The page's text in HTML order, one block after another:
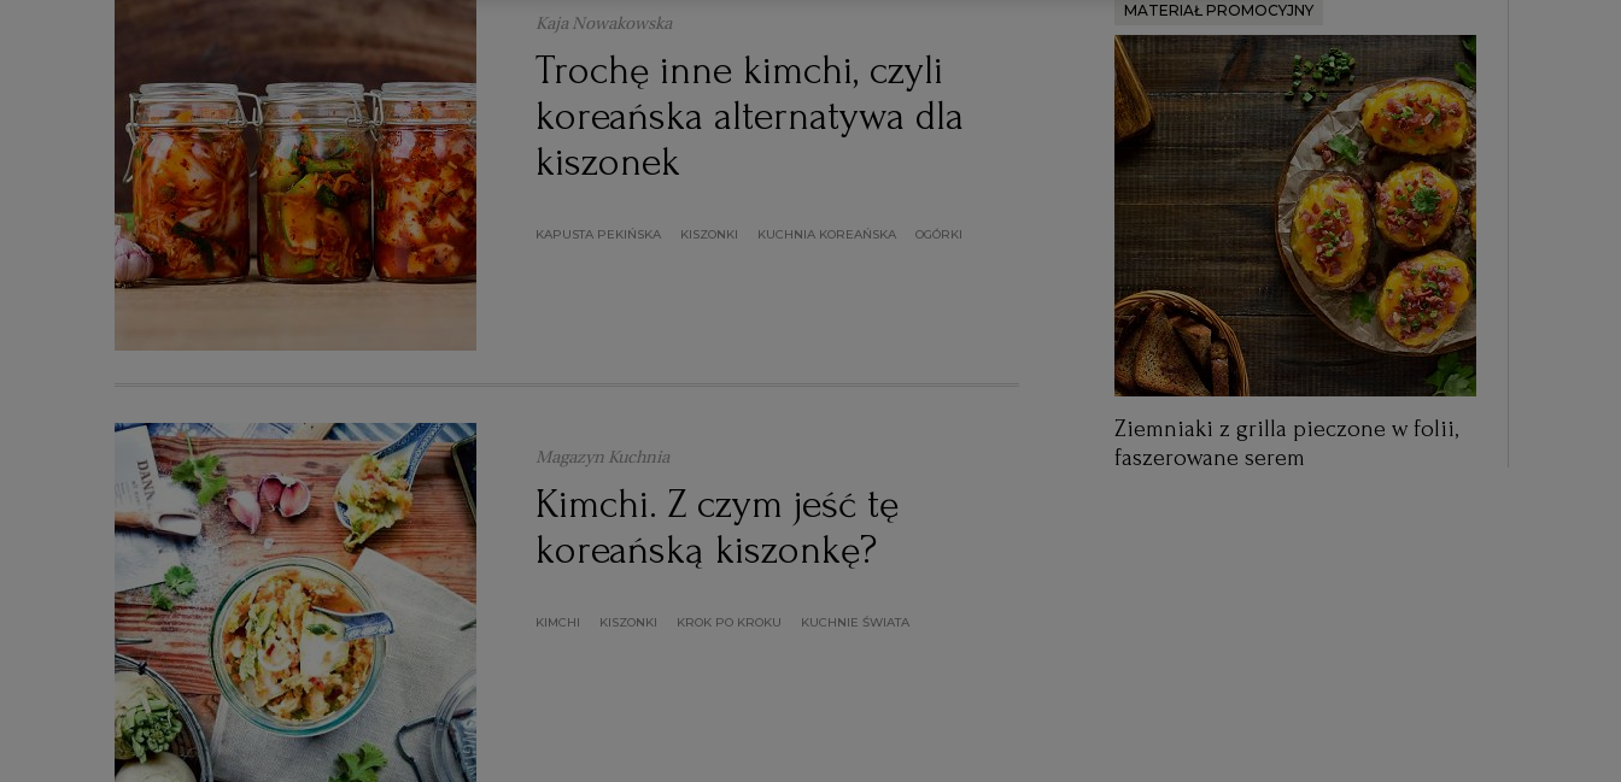
Kaja Nowakowska
Trochę inne kimchi, czyli
koreańska alternatywa dla
kiszonek
KAPUSTA PEKIŃSKA KISZONKI KUCHNIA KOREAŃSKA OGÓRKI
Magazyn Kuchnia
Kimchi. Z czym jeść tę
koreańską kiszonkę?
KIMCHI KISZONKI KROK PO KROKU KUCHNIE ŚWIATA
MATERIAŁ PROMOCYJNY
Ziemniaki z grilla pieczone w folii,
faszerowane serem
My, nasi Zaufani Partnerzy i Agora S.A. możemy przetwarzać dane osobowe w następujących celach:Użycie
dokładnych danych geolokalizacyjnych. Aktywne skanowanie charakterystyki urządzenia do celów identyfikacji.
Przechowywanie informacji na urządzeniu lub dostęp do nich. Spersonalizowane reklamy i treści, pomiar reklam i
treści, badnie odbiorców i ulepszanie usług.Lista Zaufanych Partnerów